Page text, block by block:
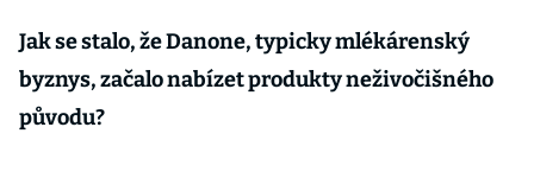
Jak se stalo, že Danone, typicky mlékárenský
byznys, začalo nabízet produkty neživočišného
původu?